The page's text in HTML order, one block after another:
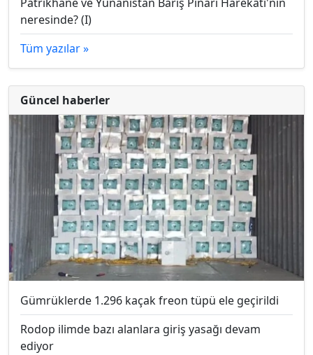
neresinde? (I)
Tüm yazılar »
Güncel haberler
Gümrüklerde 1.296 kaçak freon tüpü ele geçirildi
Rodop ilimde bazı alanlara giriş yasağı devam
ediyor